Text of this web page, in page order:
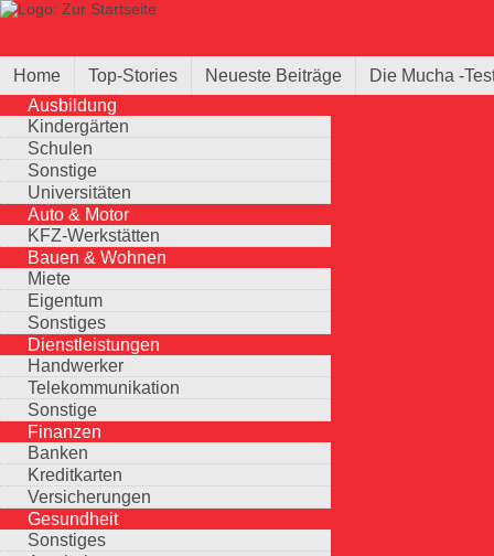
Direkt zum Inhalt
Home Top-Stories Neueste Beiträge
Die Mucha -
Ausbildung
Kindergärten
Schulen
Sonstige
Universitäten
Auto & Motor
KFZ-Werkstätten
Bauen & Wohnen
Miete
Eigentum
Sonstiges
Dienstleistungen
Handwerker
Telekommunikation
Sonstige
Finanzen
Banken
Kreditkarten
Versicherungen
Gesundheit
Sonstiges